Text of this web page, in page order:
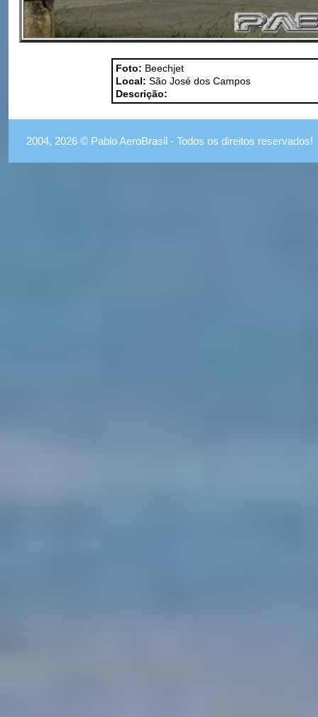
Foto: Beechjet
Local: São José dos Campos
Descrição:
2004, 2026 © Pablo AeroBrasil - Todos os direitos reservados!